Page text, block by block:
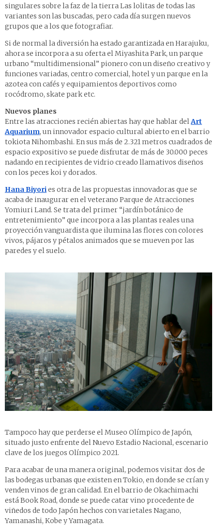
singulares sobre la faz de la tierra Las lolitas de todas las
variantes son las buscadas, pero cada día surgen nuevos
grupos que a los que fotografiar.
Si de normal la diversión ha estado garantizada en Harajuku,
ahora se incorpora a su oferta el Miyashita Park, un parque
urbano “multidimensional” pionero con un diseño creativo y
funciones variadas, centro comercial, hotel y un parque en la
azotea con cafés y equipamientos deportivos como
rocódromo, skate park etc.
Nuevos planes
Entre las atracciones recién abiertas hay que hablar delArt
Aquarium, un innovador espacio cultural abierto en el barrio
tokiota Nihombashi. En sus más de 2.321 metros cuadrados de
espacio expositivo se puede disfrutar de más de 30.000 peces
nadando en recipientes de vidrio creado llamativos diseños
con los peces koi y dorados.
Hana Biyories otra de las propuestas innovadoras que se
acaba de inaugurar en el veterano Parque de Atracciones
Yomiuri Land. Se trata del primer “jardín botánico de
entretenimiento” que incorpora a las plantas reales una
proyección vanguardista que ilumina las flores con colores
vivos, pájaros y pétalos animados que se mueven por las
paredes y el suelo.
Tampoco hay que perderse el Museo Olímpico de Japón,
situado justo enfrente del Nuevo Estadio Nacional, escenario
clave de los juegos Olímpico 2021.
Para acabar de una manera original, podemos visitar dos de
las bodegas urbanas que existen en Tokio, en donde se crían y
venden vinos de gran calidad. En el barrio de Okachimachi
está Book Road, donde se puede catar vino procedente de
viñedos de todo Japón hechos con varietales Nagano,
Yamanashi, Kobe y Yamagata.